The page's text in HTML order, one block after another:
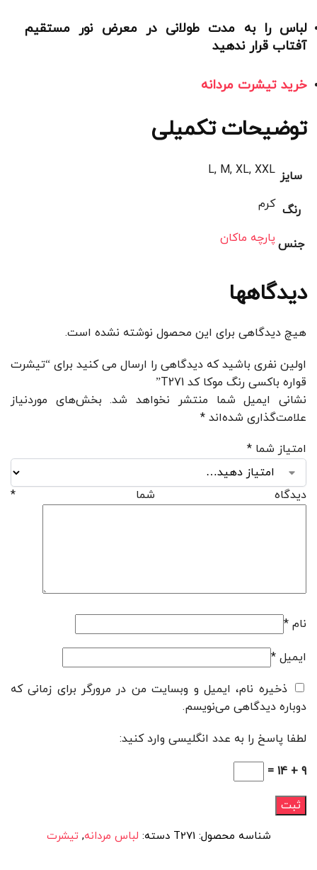
لباس را به مدت طولانی در معرض نور مستقیم
آفتاب قرار ندهید
خرید تیشرت مردانه
توضیحات تکمیلی
سایز L, M, XL, XXL
رنگ کرم
جنسپارچه ماکان
دیدگاهها
هیچ دیدگاهی برای این محصول نوشته نشده است.
اولین نفری باشید که دیدگاهی را ارسال می کنید برای “تیشرت
قواره باکسی رنگ موکا کد T271”
نشانی ایمیل شما منتشر نخواهد شد. بخش‌های موردنیاز
علامت‌گذاری شده‌اند *
امتیاز شما *
دیدگاه شما *
نام *
ایمیل *
ذخیره نام، ایمیل و وبسایت من در مرورگر برای زمانی که
دوباره دیدگاهی می‌نویسم.
لطفا پاسخ را به عدد انگلیسی وارد کنید:
9 + 14 =
شناسه محصول:T271 دسته: لباس مردانه,تیشرت